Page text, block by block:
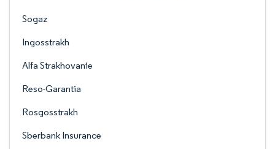
Sogaz
Ingosstrakh
Alfa Strakhovanie
Reso-Garantia
Rosgosstrakh
Sberbank Insurance